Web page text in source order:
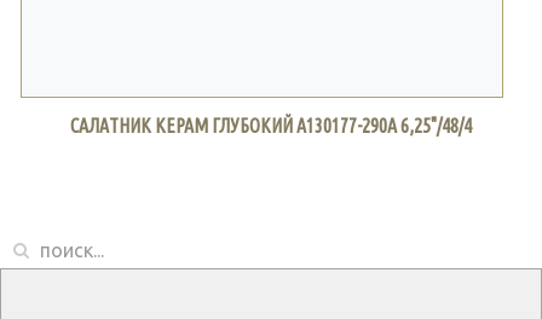
САЛАТНИК КЕРАМ ГЛУБОКИЙ A130177-290A 6,25"/48/4